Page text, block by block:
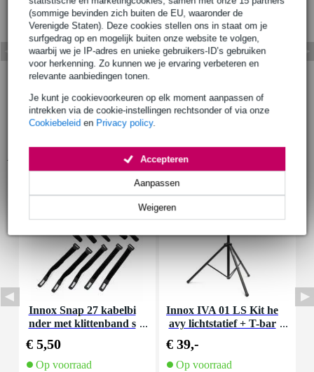
(sommige bevinden zich buiten de EU, waaronder de
Verenigde Staten). Deze cookies stellen ons in staat om je
surfgedrag op en mogelijk buiten onze website te volgen,
waarbij we je IP-adres en unieke gebruikers-ID’s gebruiken
voor herkenning. Zo kunnen we je ervaring verbeteren en
relevante aanbiedingen tonen.
Je kunt je cookievoorkeuren op elk moment aanpassen of
intrekken via de cookie-instellingen rechtsonder of via onze
Cookiebeleid en Privacy policy.
Weigeren
Aanpassen
Accepteren
Innox Snap 27 kabelbi
nder met klittenband s
€ 5,50
Op voorraad
Innox IVA 01 LS Kit he
avy lichtstatief + T-bar
€ 39,-
Op voorraad